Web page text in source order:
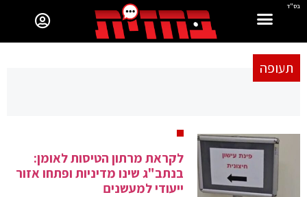
בס"ד
תעופה
לקראת מרתון הטיסות לאומן:
בנתב"ג שינו מדיניות ופתחו אזור
ייעודי למעשנים